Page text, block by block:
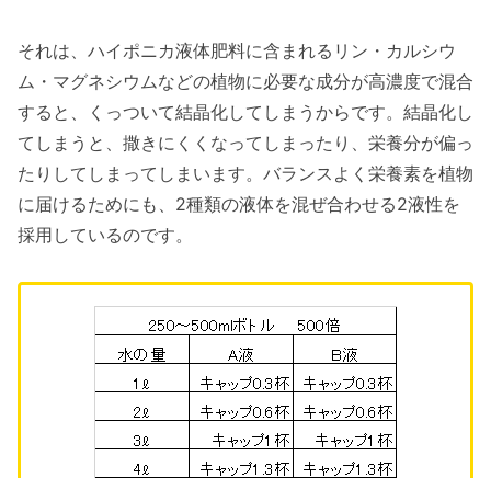
それは、ハイポニカ液体肥料に含まれるリン・カルシウ
ム・マグネシウムなどの植物に必要な成分が高濃度で混合
すると、くっついて結晶化してしまうからです。結晶化し
てしまうと、撒きにくくなってしまったり、栄養分が偏っ
たりしてしまってしまいます。バランスよく栄養素を植物
に届けるためにも、2種類の液体を混ぜ合わせる2液性を
採用しているのです。